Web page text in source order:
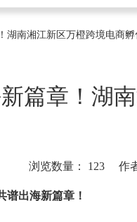
湖南湘江新区万橙跨境电商
篇章！湖
浏览数量： 123 作
谱出海新篇章！